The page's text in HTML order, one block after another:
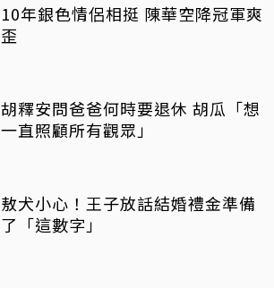
10年銀色情侶相挺 陳華空降冠軍爽
歪
胡釋安問爸爸何時要退休 胡瓜「想
一直照顧所有觀眾」
敖犬小心！王子放話結婚禮金準備
了「這數字」